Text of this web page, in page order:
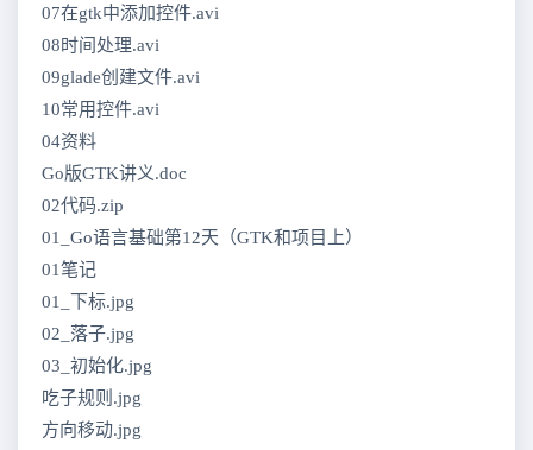
07在gtk中添加控件.avi
08时间处理.avi
09glade创建文件.avi
10常用控件.avi
04资料
Go版GTK讲义.doc
02代码.zip
01_Go语言基础第12天（GTK和项目上）
01笔记
01_下标.jpg
02_落子.jpg
03_初始化.jpg
吃子规则.jpg
方向移动.jpg